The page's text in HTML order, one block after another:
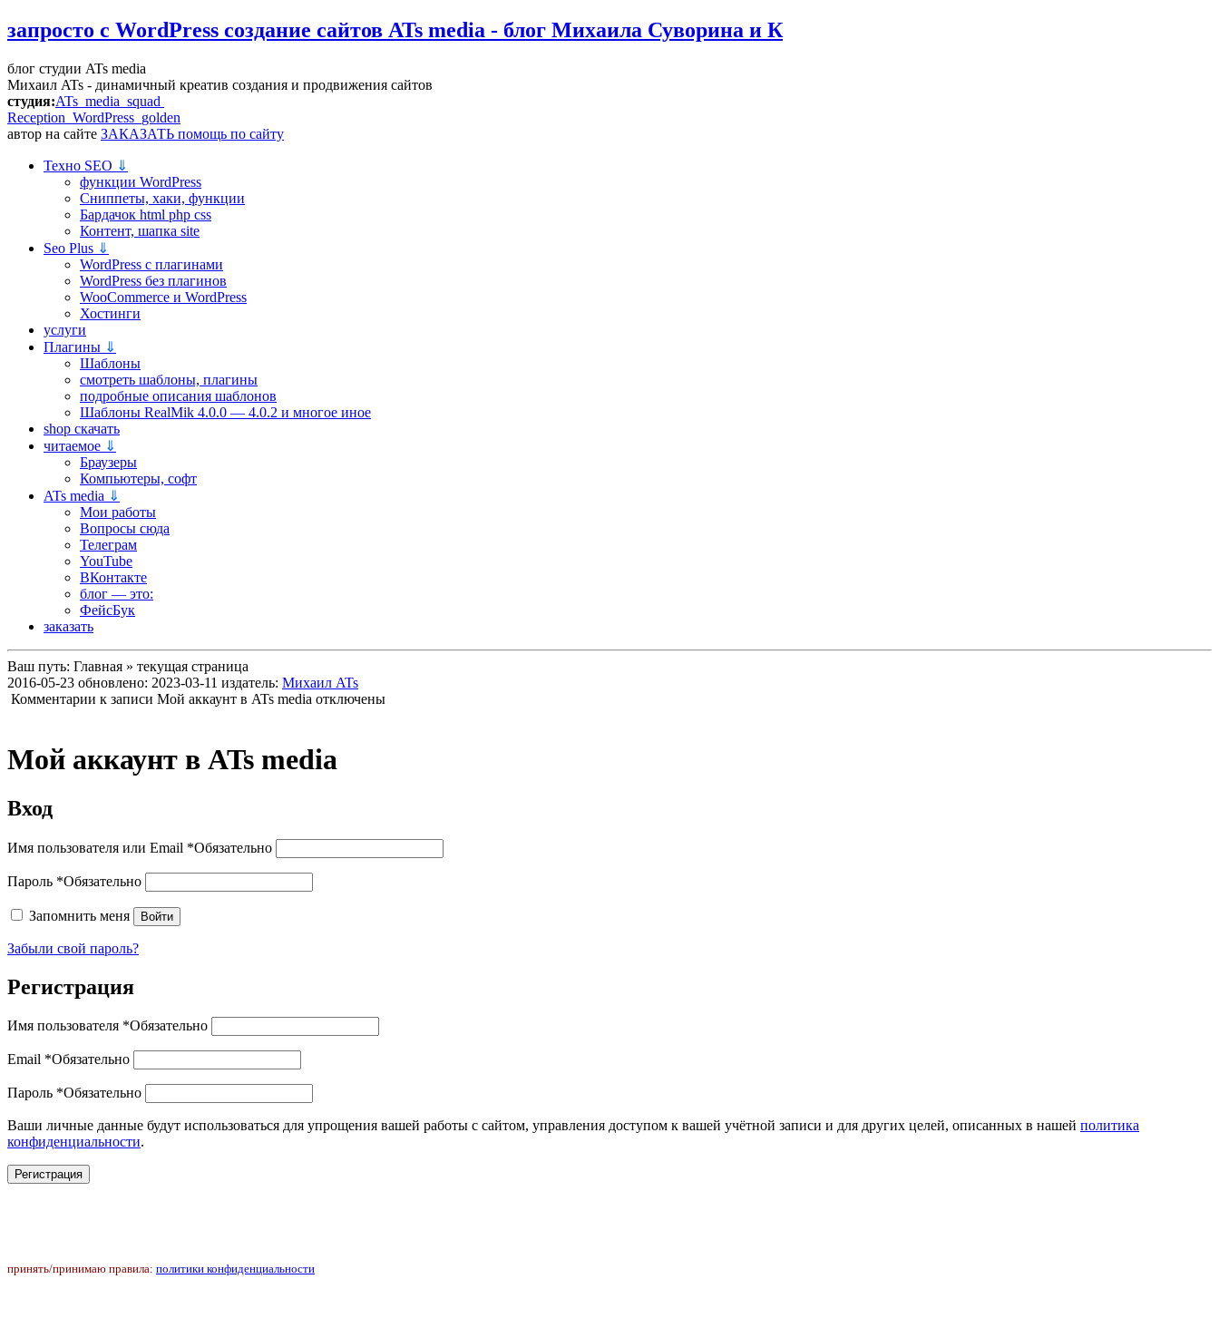
запросто с WordPress создание сайтов ATs media - блог Михаила Суворина и К
блог студии ATs media
Михаил ATs - динамичный креатив создания и продвижения сайтов
студия:ATs media squad
Reception WordPress golden
автор на сайте ЗАКАЗАТЬ помощь по сайту
Техно SEO ⇓
функции WordPress
Сниппеты, хаки, функции
Бардачок html php css
Контент, шапка site
Seo Plus ⇓
WordPress c плагинами
WordPress без плагинов
WooCommerce и WordPress
Хостинги
услуги
Плагины ⇓
Шаблоны
смотреть шаблоны, плагины
подробные описания шаблонов
Шаблоны RealMik 4.0.0 — 4.0.2 и многое иное
shop скачать
читаемое ⇓
Браузеры
Компьютеры, софт
ATs media ⇓
Мои работы
Вопросы сюда
Телеграм
YouTube
ВКонтакте
блог — это:
ФейсБук
заказать
Ваш путь: Главная » текущая страница
2016-05-23 обновлено: 2023-03-11 издатель: Михаил ATs
Комментарии к записи Мой аккаунт в ATs media отключены
Мой аккаунт в ATs media
Вход
Имя пользователя или Email *Обязательно
Пароль *Обязательно
Запомнить меня Войти
Забыли свой пароль?
Регистрация
Имя пользователя *Обязательно
Email *Обязательно
Пароль *Обязательно
Ваши личные данные будут использоваться для упрощения вашей работы с сайтом, управления доступом к вашей учётной записи и для других целей, описанных в нашей политика
конфиденциальности.
Регистрация
принять/принимаю правила: политики конфиденциальности